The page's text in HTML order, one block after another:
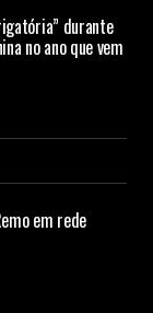
durante
no ano que vem
em rede